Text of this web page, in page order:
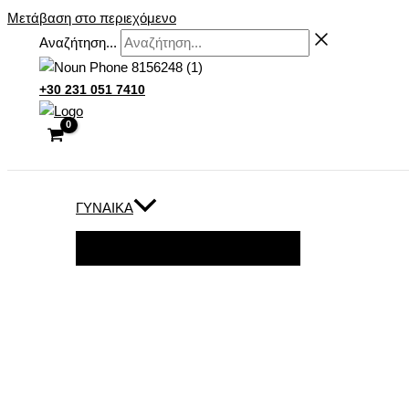
Μετάβαση στο περιεχόμενο
Αναζήτηση...
+30 231 051 7410
ΓΥΝΑΊΚΑ